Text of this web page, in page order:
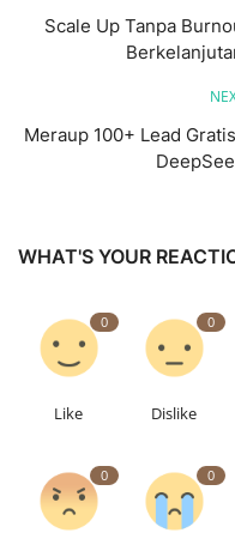
Scale Up Tanpa
Meraup 100+ Lead
WHAT'S YOUR
0
Like
0
Dislike
0 0